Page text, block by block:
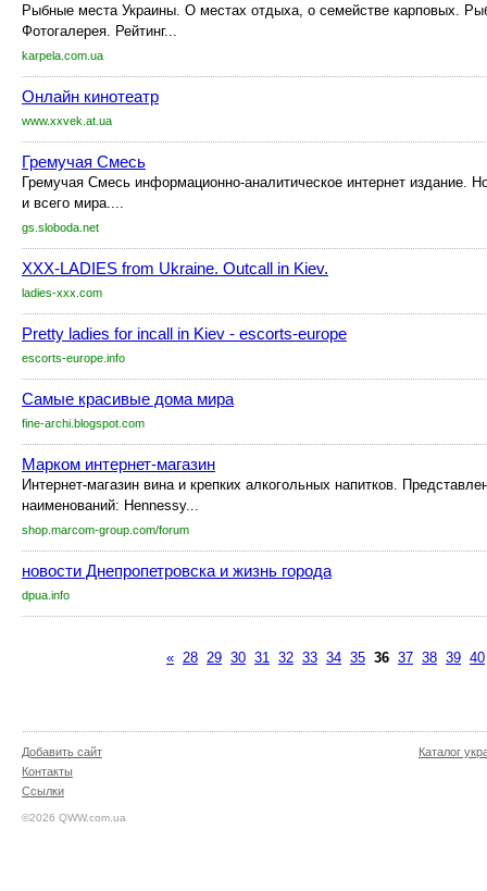
Рыбные места Украины. О местах отдыха, о семействе карповых.
Фотогалерея. Рейтинг...
karpela.com.ua
Онлайн кинотеатр
www.xxvek.at.ua
Гремучая Смесь
Гремучая Смесь информационно-аналитическое интернет издание.
и всего мира....
gs.sloboda.net
XXX-LADIES from Ukraine. Outcall in Kiev.
ladies-xxx.com
Pretty ladies for incall in Kiev - escorts-europe
escorts-europe.info
Самые красивые дома мира
fine-archi.blogspot.com
Марком интернет-магазин
Интернет-магазин вина и крепких алкогольных напитков.
наименований: Hennessy...
shop.marcom-group.com/forum
новости Днепропетровска и жизнь города
dpua.info
« 28 29 30 31 32 33 34 35 36 37 38 39 40
Добавить сайт
Контакты
Ссылки
©2026 QWW.com.ua
Каталог